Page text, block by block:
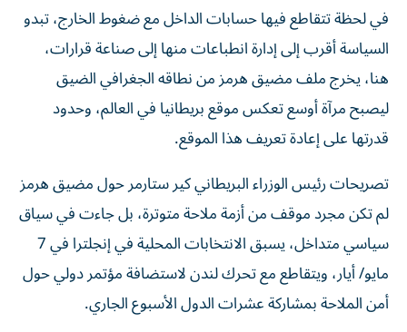
في لحظة تتقاطع فيها حسابات الداخل مع ضغوط الخارج، تبدو
السياسة أقرب إلى إدارة انطباعات منها إلى صناعة قرارات،
هنا، يخرج ملف مضيق هرمز من نطاقه الجغرافي الضيق
ليصبح مرآة أوسع تعكس موقع بريطانيا في العالم، وحدود
قدرتها على إعادة تعريف هذا الموقع.
تصريحات رئيس الوزراء البريطاني كير ستارمر حول مضيق هرمز
لم تكن مجرد موقف من أزمة ملاحة متوترة، بل جاءت في سياق
سياسي متداخل، يسبق الانتخابات المحلية في إنجلترا في 7
مايو/ أيار، ويتقاطع مع تحرك لندن لاستضافة مؤتمر دولي حول
أمن الملاحة بمشاركة عشرات الدول الأسبوع الجاري.